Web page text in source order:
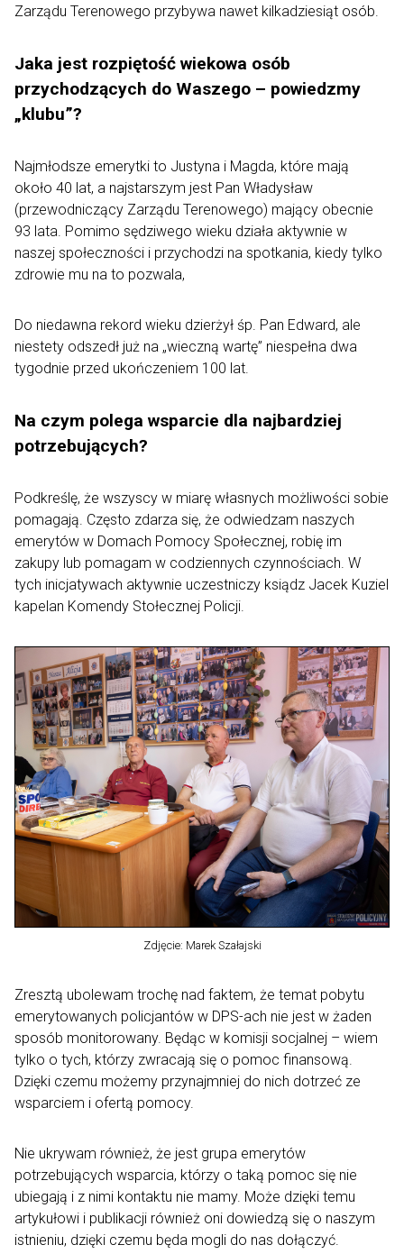
Zarządu Terenowego przybywa nawet kilkadziesiąt osób.
Jaka jest rozpiętość wiekowa osób
przychodzących do Waszego – powiedzmy
„klubu”?
Najmłodsze emerytki to Justyna i Magda, które mają
około 40 lat, a najstarszym jest Pan Władysław
(przewodniczący Zarządu Terenowego) mający obecnie
93 lata. Pomimo sędziwego wieku działa aktywnie w
naszej społeczności i przychodzi na spotkania, kiedy tylko
zdrowie mu na to pozwala,
Do niedawna rekord wieku dzierżył śp. Pan Edward, ale
niestety odszedł już na „wieczną wartę” niespełna dwa
tygodnie przed ukończeniem 100 lat.
Na czym polega wsparcie dla najbardziej
potrzebujących?
Podkreślę, że wszyscy w miarę własnych możliwości sobie
pomagają. Często zdarza się, że odwiedzam naszych
emerytów w Domach Pomocy Społecznej, robię im
zakupy lub pomagam w codziennych czynnościach. W
tych inicjatywach aktywnie uczestniczy ksiądz Jacek Kuziel
kapelan Komendy Stołecznej Policji.
Zdjęcie: Marek Szałajski
Zresztą ubolewam trochę nad faktem, że temat pobytu
emerytowanych policjantów w DPS-ach nie jest w żaden
sposób monitorowany. Będąc w komisji socjalnej – wiem
tylko o tych, którzy zwracają się o pomoc finansową.
Dzięki czemu możemy przynajmniej do nich dotrzeć ze
wsparciem i ofertą pomocy.
Nie ukrywam również, że jest grupa emerytów
potrzebujących wsparcia, którzy o taką pomoc się nie
ubiegają i z nimi kontaktu nie mamy. Może dzięki temu
artykułowi i publikacji również oni dowiedzą się o naszym
istnieniu, dzięki czemu będa mogli do nas dołączyć.